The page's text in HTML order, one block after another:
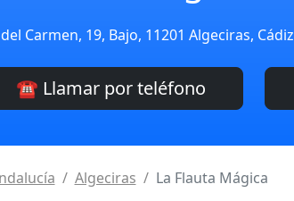
Carmen, 19, Bajo, 11201 Algeciras, Cádiz
☎️ Llamar por teléfono
Algeciras La Flauta Mágica